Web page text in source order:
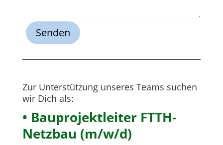
Senden
Zur Unterstützung unseres Teams suchen
wir Dich als:
• Bauprojektleiter FTTH-
Netzbau (m/w/d)